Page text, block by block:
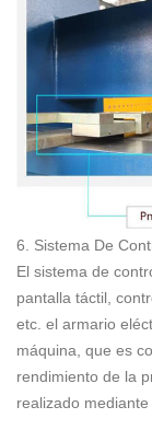
6. Sistema De
El sistema de
pantalla táctil,
etc. el armario
máquina, que es
rendimiento de la
realizado